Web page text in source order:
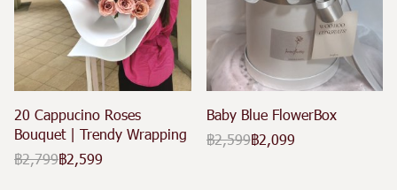
20 Cappucino Roses
Bouquet | Trendy Wrapping
฿2,799฿2,599
Baby Blue FlowerBox
฿2,599฿2,099